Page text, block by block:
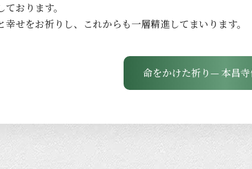
ております。
幸せをお祈りし、 これからも一層精進してまいります。
命をかけた祈り— 本昌